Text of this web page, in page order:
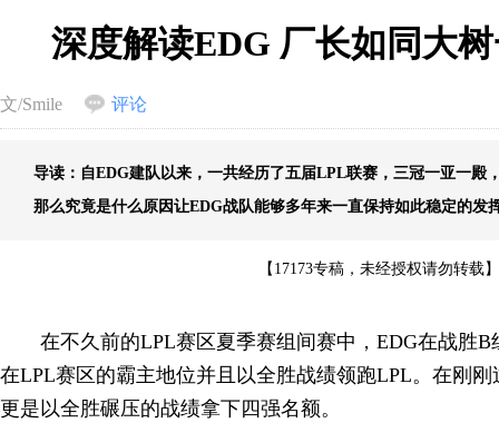
深度解读EDG 厂长如同大
文/Smile 评论
导读：自EDG建队以来，一共经历了五届LPL联赛，三冠一亚一殿
那么究竟是什么原因让EDG战队能够多年来一直保持如此稳定的发
【17173专稿，未经授权请勿转载】
在不久前的LPL赛区夏季赛组间赛中，EDG在战胜
在LPL赛区的霸主地位并且以全胜战绩领跑LPL。在刚
更是以全胜碾压的战绩拿下四强名额。